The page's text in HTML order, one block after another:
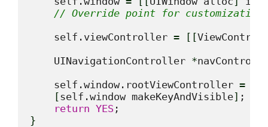
// Override point for
    self.viewController
= [ [
    UINavigationController
*
    self.window.rootViewController
=
[self.window makeKeyAndVisible] ;
return YES
}